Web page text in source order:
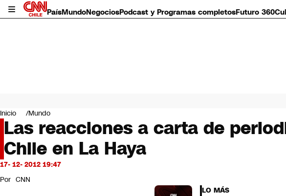
PaísMundoNegociosPodcast y Programas completosFuturo 360
Mundo
Negocios
Deportes
Programas completos
Cultura
Servicios
Bits
CNN Data
Inicio Mundo
Las reacciones a carta de
Chile en La Haya
17- 12- 2012 19:47
Por CNN
LO MÁS